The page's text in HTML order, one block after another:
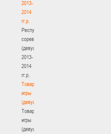
2013-
2014
гг.р.
Республиканские
соревнования
(девушки)
2013-
2014
гг.р.
Товарищеские
игры
(девушки)
Товарищеские
игры
(девушки)